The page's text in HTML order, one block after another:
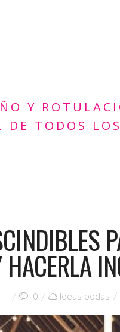
Y
DE TODOS
0 Ideas bodas